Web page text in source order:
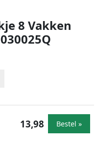
8 Vakken
13,98 Bestel »